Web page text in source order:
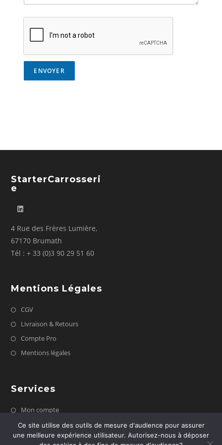
e
s
e
*
ENVOYER
StarterCarrosseri
E
4 Rue des Frères Lumière,
67170 Brumath
Tél : + 33 (0)3 90 29 51 60
Mentions Légales
CGV
Livraison & Retours
Compte Pro
Mentions légales
Services
Mon compte
Contactez nous
FAQ
Ce site utilise des outils de mesure d'audience pour assurer
une meilleure expérience utilisateur. Autorisez-nous à déposer